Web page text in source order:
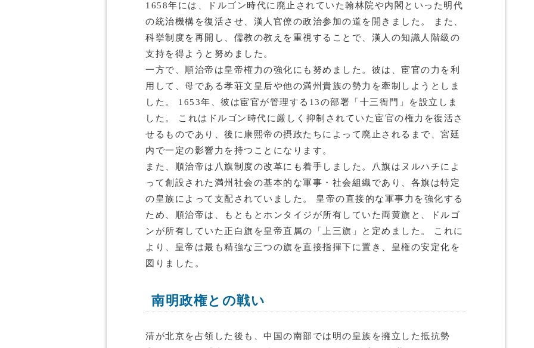
1658年には、ドルゴン時代に廃止されていた翰林院や内閣といった明代
の統治機構を復活させ、漢人官僚の政治参加の道を開きました。 また、
科挙制度を再開し、儒教の教えを重視することで、漢人の知識人階級の
支持を得ようと努めました。
一方で、順治帝は皇帝権力の強化にも努めました。彼は、宦官の力を利
用して、母である孝荘文皇后や他の満州貴族の勢力を牽制しようとしま
した。 1653年、彼は宦官が管理する13の部署「十三衙門」を設立しま
した。 これはドルゴン時代に厳しく抑制されていた宦官の権力を復活さ
せるものであり、後に康熙帝の摂政たちによって廃止されるまで、宮廷
内で一定の影響力を持つことになります。
また、順治帝は八旗制度の改革にも着手しました。八旗はヌルハチによ
って創設された満州社会の基本的な軍事・社会組織であり、各旗は特定
の皇族によって支配されていました。 皇帝の直接的な軍事力を強化する
ため、順治帝は、もともとホンタイジが所有していた両黄旗と、ドルゴ
ンが所有していた正白旗を皇帝直属の「上三旗」と定めました。 これに
より、皇帝は最も精強な三つの旗を直接指揮下に置き、皇権の安定化を
図りました。
南明政権との戦い
清が北京を占領した後も、中国の南部では明の皇族を擁立した抵抗勢